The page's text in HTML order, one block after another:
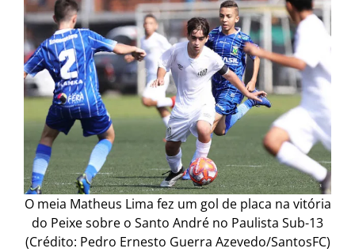
O meia Matheus Lima fez um gol de placa na vitória
do Peixe sobre o Santo André no Paulista Sub-13
(Crédito: Pedro Ernesto Guerra Azevedo/SantosFC)